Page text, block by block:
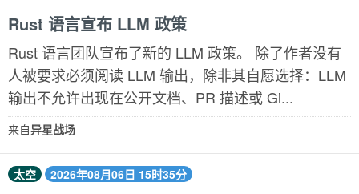
Rust 语言宣布 LLM 政策
Rust 语言团队宣布了新的 LLM 政策。 除了作者没有
人被要求必须阅读 LLM 输出，除非其自愿选择：LLM
输出不允许出现在公开文档、PR 描述或 Gi...
来自异星战场
太空 2026年08月06日 15时35分